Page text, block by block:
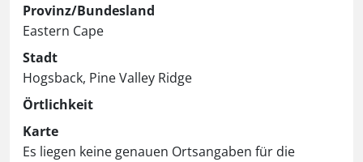
Provinz/Bundesland
Eastern Cape
Stadt
Hogsback, Pine Valley Ridge
Örtlichkeit
Karte
Es liegen keine genauen Ortsangaben für die